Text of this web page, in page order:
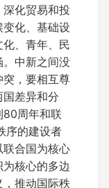
化贸易和投
化、基础设
、青年、民
中新之间没
，要相互尊
差异和分
80周年和联
序的建设者
合国为核心
核心的多边
推动国际秩